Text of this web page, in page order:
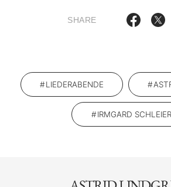
SHARE
LIEDERABENDE
IRMGARD SCHLEIER